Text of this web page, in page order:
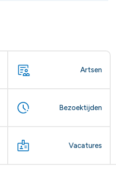
Artsen
Bezoektijden
Vacatures